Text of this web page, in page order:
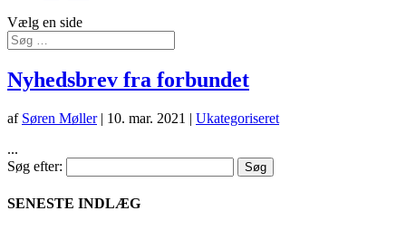
Vælg en side
Nyhedsbrev fra forbundet
af Søren Møller| 10. mar. 2021 | Ukategoriseret
...
Søg efter:
SENESTE INDLÆG